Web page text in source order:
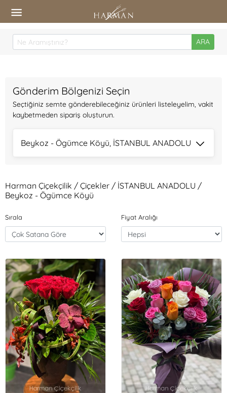
ARA
Gönderim Bölgenizi Seçin
Seçtiğiniz semte gönderebileceğiniz ürünleri listeleyelim, vakit
kaybetmeden sipariş oluşturun.
Beykoz - Ögümce Köyü, İSTANBUL ANADOLU
Harman Çiçekçilik / Çiçekler / İSTANBUL ANADOLU /
Beykoz - Ögümce Köyü
Sırala Fiyat Aralığı